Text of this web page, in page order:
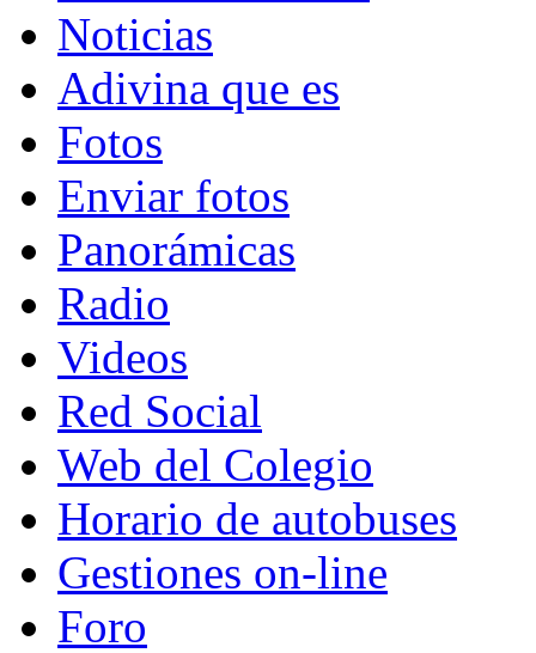
Noticias
Adivina que es
Fotos
Enviar fotos
Panorámicas
Radio
Videos
Red Social
Web del Colegio
Horario de autobuses
Gestiones on-line
Foro